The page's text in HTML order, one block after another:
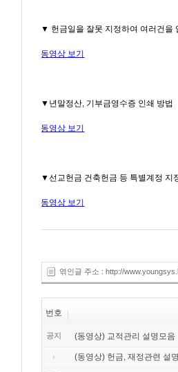
▼ 헌금일을 잘못 지정하여 여러건을
동영상 보기
▼년말정산, 기부금영수증 인쇄 방법
동영상 보기
▼선교헌금 건축헌금 등 특별계정 지
동영상 보기
엮인글 주소 : http://
번호
공지 (동영상) 교적관리 설명모음
(동영상) 헌금, 재정관련 설